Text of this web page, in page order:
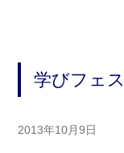
学びフェ
2013年10月9日